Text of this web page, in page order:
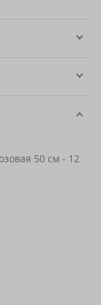
50 см - 12